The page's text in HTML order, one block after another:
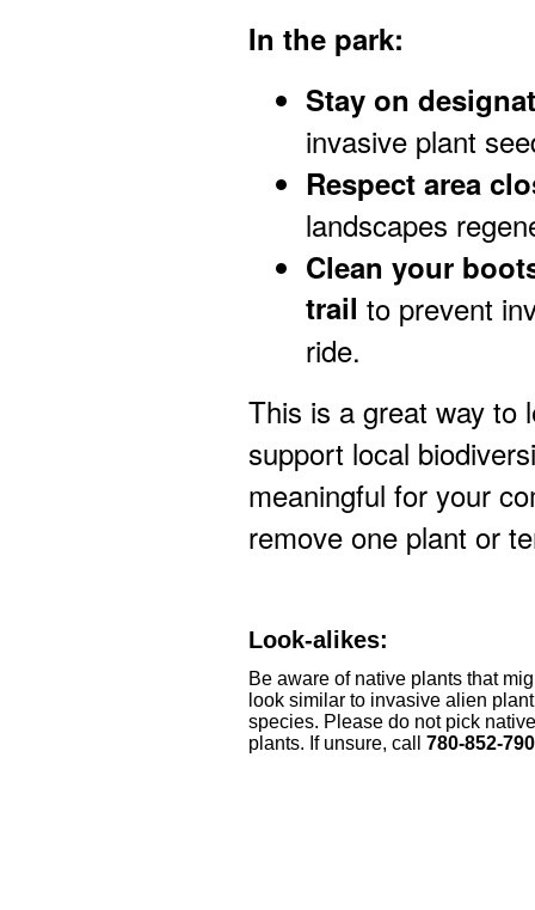
In the park:
Stay on
invasive plant
Respect area
landscapes
Clean your
trail to prevent
ride.
This is a great way to
support local
meaningful for your
remove one plant or
Look-alikes:
Be aware of native plants that
look similar to invasive alien plant
species. Please do not pick native
plants. If unsure, call